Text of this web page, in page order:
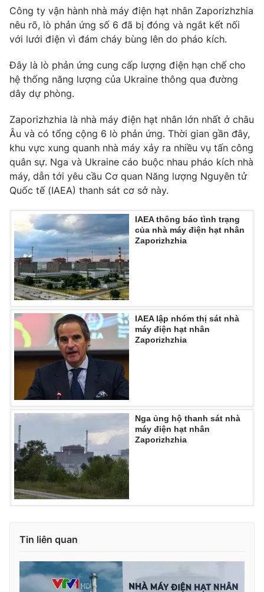
Câu chuyện quốc tế
Thị trường
Góc doanh nghiệp
Dữ liệu và đời sống
Truyền hình
Phim VTV
Hậu trường
Nhân vật
Khán giả
Giải sao mai
Giải trí
Điện ảnh
Âm nhạc
Sao
Du lịch
Làm đẹp
Chất lượng cuộc sống
Giáo dục
Tuyển sinh
Học trực tuyến
Công nghệ
Sản phẩm
Thị trường
Tư vấn
Giao lưu trực tuyến
Lịch phát sóng
Chuyên mục khác
Emagazine Podcast
Photo Infographic
Video Shorts video
VTV Money VTV Thể thao
VTV Sức khoẻ Bất động sản
Thị trường 24h Tấm lòng Việt
Liên hệ tòa soạn English
Công ty vận hành nhà máy điện hạt nhân Zaporizhzhia
nêu rõ, lò phản ứng số 6 đã bị đóng và ngắt kết nối
với lưới điện vì đám cháy bùng lên do pháo kích.
Đây là lò phản ứng cung cấp lượng điện hạn chế cho
hệ thống năng lượng của Ukraine thông qua đường
dây dự phòng.
Zaporizhzhia là nhà máy điện hạt nhân lớn nhất ở châu
Âu và có tổng cộng 6 lò phản ứng. Thời gian gần đây,
khu vực xung quanh nhà máy xảy ra nhiều vụ tấn công
quân sự. Nga và Ukraine cáo buộc nhau pháo kích nhà
máy, dẫn tới yêu cầu Cơ quan Năng lượng Nguyên tử
Quốc tế (IAEA) thanh sát cơ sở này.
IAEA thông báo tình trạng
của nhà máy điện hạt nhân
Zaporizhzhia
IAEA lập nhóm thị sát nhà
máy điện hạt nhân
Zaporizhzhia
Nga ủng hộ thanh sát nhà
máy điện hạt nhân
Zaporizhzhia
Tin liên quan